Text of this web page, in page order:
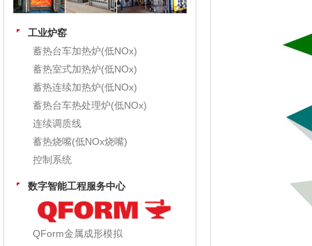
工业炉窑
蓄热台车加热炉(低NOx)
蓄热室式加热炉(低NOx)
蓄热连续加热炉(低NOx)
蓄热台车热处理炉(低NOx)
连续调质线
蓄热烧嘴(低NOx烧嘴)
控制系统
数字智能工程服务中心
QForm金属成形模拟